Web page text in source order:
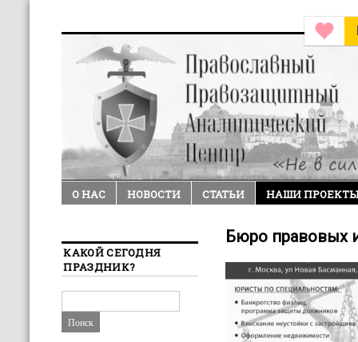
О НАС НОВОСТИ СТАТЬИ НАШИ
Бюро правовых
КАКОЙ СЕГОДНЯ
ПРАЗДНИК?